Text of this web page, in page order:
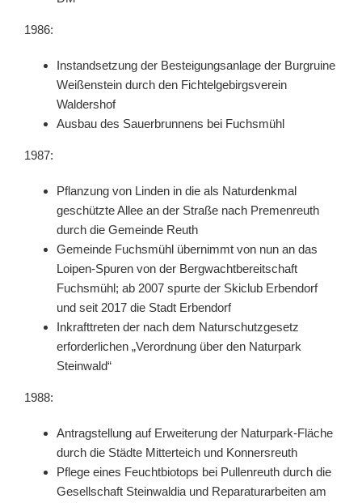
1986:
Instandsetzung der Besteigungsanlage der Burgruine
Weißenstein durch den Fichtelgebirgsverein
Waldershof
Ausbau des Sauerbrunnens bei Fuchsmühl
1987:
Pflanzung von Linden in die als Naturdenkmal
geschützte Allee an der Straße nach Premenreuth
durch die Gemeinde Reuth
Gemeinde Fuchsmühl übernimmt von nun an das
Loipen-Spuren von der Bergwachtbereitschaft
Fuchsmühl; ab 2007 spurte der Skiclub Erbendorf
und seit 2017 die Stadt Erbendorf
Inkrafttreten der nach dem Naturschutzgesetz
erforderlichen „Verordnung über den Naturpark
Steinwald“
1988:
Antragstellung auf Erweiterung der Naturpark-Fläche
durch die Städte Mitterteich und Konnersreuth
Pflege eines Feuchtbiotops bei Pullenreuth durch die
Gesellschaft Steinwaldia und Reparaturarbeiten am